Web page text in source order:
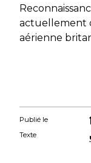
actuellement
aérienne
Publié le
Texte